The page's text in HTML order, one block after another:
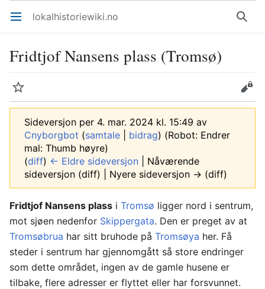
Åpne hovedmenyen lokalhistoriewiki.no Søk
Fridtjof Nansens plass (Tromsø)
Overvåk Rediger
Sideversjon per 4. mar. 2024 kl. 15:49 av
Cnyborgbot (samtale bidrag) (Robot: Endrer
mal: Thumb høyre)
(diff) ← Eldre sideversjon | Nåværende
sideversjon (diff) | Nyere sideversjon → (diff)
Fridtjof Nansens plass i Tromsø ligger nord i sentrum,
mot sjøen nedenfor Skippergata. Den er preget av at
Tromsøbrua har sitt bruhode på Tromsøya her. Få
steder i sentrum har gjennomgått så store endringer
som dette området, ingen av de gamle husene er
tilbake, flere adresser er flyttet eller har forsvunnet.